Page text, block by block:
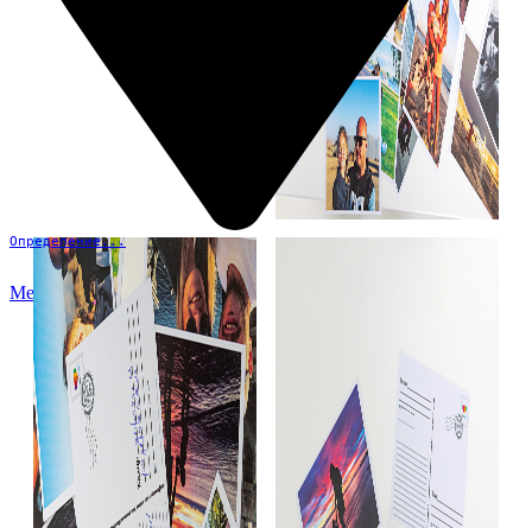
Определение...
Меню